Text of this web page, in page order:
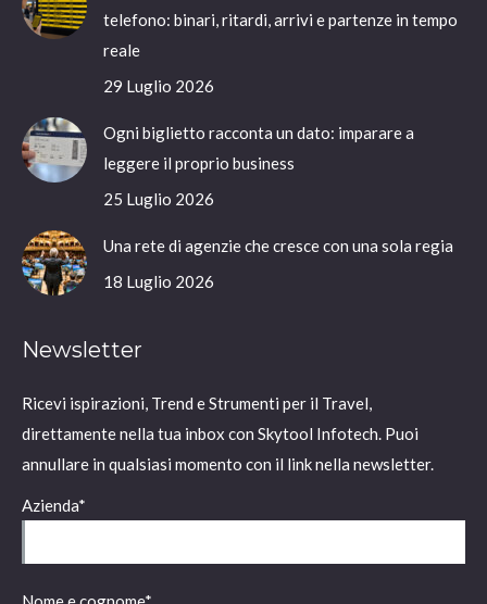
telefono: binari, ritardi, arrivi e partenze in tempo
reale
29 Luglio 2026
Ogni biglietto racconta un dato: imparare a
leggere il proprio business
25 Luglio 2026
Una rete di agenzie che cresce con una sola regia
18 Luglio 2026
Newsletter
Ricevi ispirazioni, Trend e Strumenti per il Travel,
direttamente nella tua inbox con Skytool Infotech. Puoi
annullare in qualsiasi momento con il link nella newsletter.
Azienda*